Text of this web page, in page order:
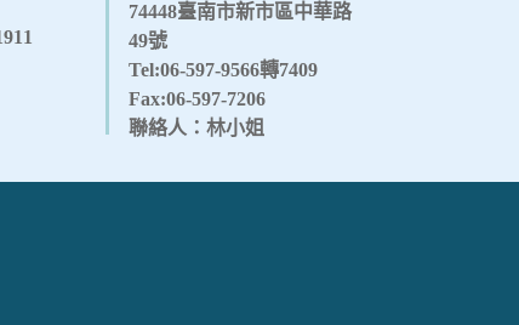
74448臺南市新市區中華路
49號
Tel:06-597-9566轉7409
Fax:06-597-7206
聯絡人：林小姐